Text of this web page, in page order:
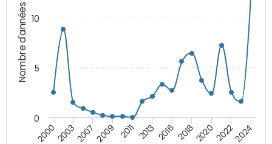
Nombre d'années
2000200320072009 2011 2013 2016 2018202020222024
0
5
10